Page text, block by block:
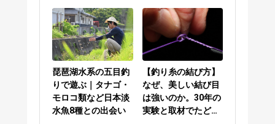
琵琶湖水系の五目釣
りで遊ぶ｜タナゴ・
モロコ類など日本淡
水魚8種との出会い
【釣り糸の結び方】
なぜ、美しい結び目
は強いのか。30年の
実験と取材でたどり